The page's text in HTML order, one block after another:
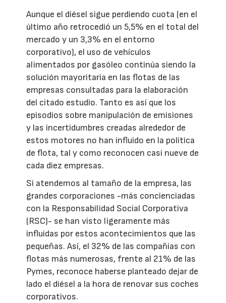
Aunque el diésel sigue perdiendo cuota (en el
último año retrocedió un 5,5% en el total del
mercado y un 3,3% en el entorno
corporativo), el uso de vehículos
alimentados por gasóleo continúa siendo la
solución mayoritaria en las flotas de las
empresas consultadas para la elaboración
del citado estudio. Tanto es así que los
episodios sobre manipulación de emisiones
y las incertidumbres creadas alrededor de
estos motores no han influido en la política
de flota, tal y como reconocen casi nueve de
cada diez empresas.
Si atendemos al tamaño de la empresa, las
grandes corporaciones -más concienciadas
con la Responsabilidad Social Corporativa
(RSC)- se han visto ligeramente más
influidas por estos acontecimientos que las
pequeñas. Así, el 32% de las compañías con
flotas más numerosas, frente al 21% de las
Pymes, reconoce haberse planteado dejar de
lado el diésel a la hora de renovar sus coches
corporativos.